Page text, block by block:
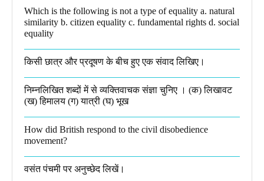
Which is the following is not a type of equality a. natural
similarity b. citizen equality c. fundamental rights d. social
equality​
किसी छात्र और प्रदूषण के बीच हुए एक संवाद लिखिए।​
निम्नलिखित शब्दों में से व्यक्तिवाचक संज्ञा चुनिए । (क) लिखावट
(ख) हिमालय (ग) यात्री (घ) भूख​
How did British respond to the civil disobedience
movement?
वसंत पंचमी पर अनुच्छेद लिखें।